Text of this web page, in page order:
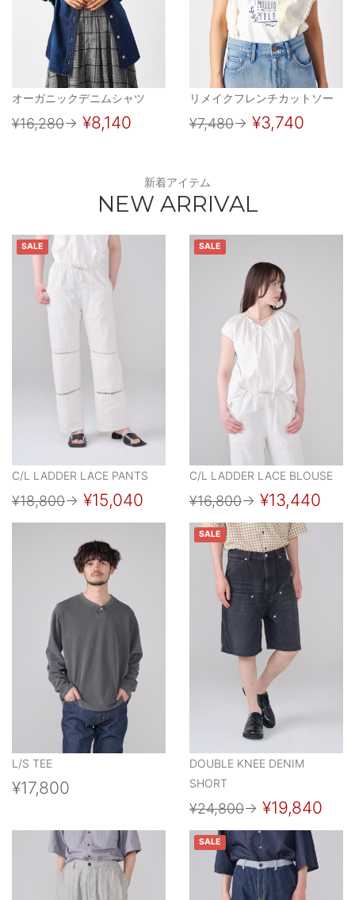
オーガニックデニムシャツ
¥16,280→ ¥8,140
リメイクフレンチカットソー
¥7,480→ ¥3,740
新着アイテム
NEW ARRIVAL
SALE
C/L LADDER LACE PANTS
¥18,800→ ¥15,040
SALE
C/L LADDER LACE BLOUSE
¥16,800→ ¥13,440
L/S TEE
¥17,800
SALE
DOUBLE KNEE DENIM
SHORT
¥24,800→ ¥19,840
SALE